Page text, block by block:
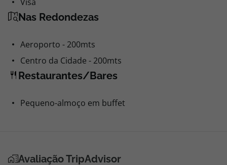
Nas Redondezas
Aeroporto - 200mts
Centro da Cidade - 200mts
Restaurantes/Bares
Pequeno-almoço em buffet
Avaliação TripAdvisor